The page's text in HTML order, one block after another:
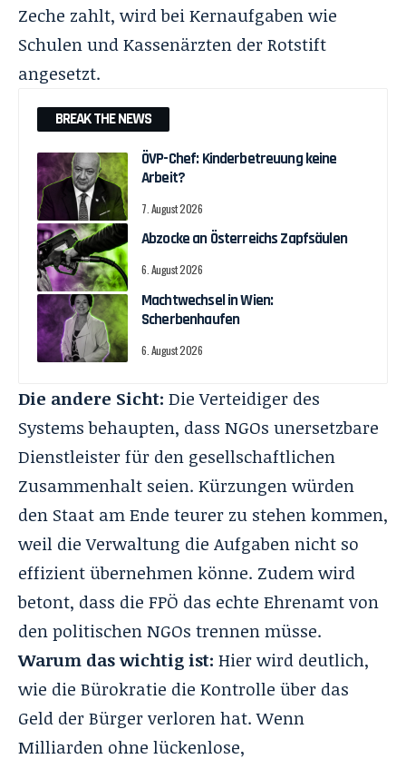
Zeche zahlt, wird bei Kernaufgaben wie
Schulen und Kassenärzten der Rotstift
angesetzt.
BREAK THE NEWS
ÖVP-Chef: Kinderbetreuung keine
Arbeit?
7. August 2026
Abzocke an Österreichs Zapfsäulen
6. August 2026
Machtwechsel in Wien:
Scherbenhaufen
6. August 2026
Die andere Sicht: Die Verteidiger des
Systems behaupten, dass NGOs unersetzbare
Dienstleister für den gesellschaftlichen
Zusammenhalt seien. Kürzungen würden
den Staat am Ende teurer zu stehen kommen,
weil die Verwaltung die Aufgaben nicht so
effizient übernehmen könne. Zudem wird
betont, dass die FPÖ das echte Ehrenamt von
den politischen NGOs trennen müsse.
Warum das wichtig ist: Hier wird deutlich,
wie die Bürokratie die Kontrolle über das
Geld der Bürger verloren hat. Wenn
Milliarden ohne lückenlose,